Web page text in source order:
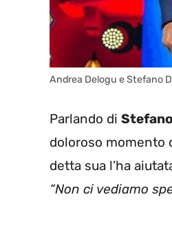
Andrea Delogu e Stefano
Parlando di
doloroso momento
detta sua l’ha
“Non ci vediamo